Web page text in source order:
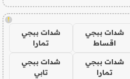
!
شدات ببجي
اقساط
شدات ببجي
تمارا
شدات ببجي
تمارا
شدات ببجي
تابي